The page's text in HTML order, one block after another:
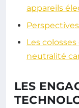
appareils
Les
neutralité
LES